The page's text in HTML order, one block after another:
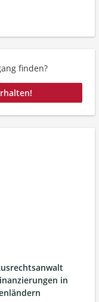
finden?
in